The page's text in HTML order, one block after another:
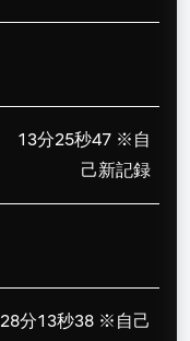
13分25秒47 ※自
己新記録
28分13秒38 ※自己